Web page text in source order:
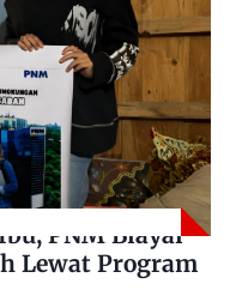
PNM Biayai
Lewat Program